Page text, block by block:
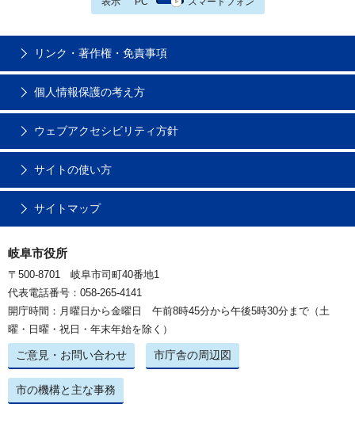
リンク・著作権・免責事項
個人情報保護の考え方
ウェブアクセシビリティ方針
サイトの使い方
サイトマップ
岐阜市役所
〒500-8701 岐阜市司町40番地1
代表電話番号：058-265-4141
開庁時間：月曜日から金曜日 午前8時45分から午後5時30分まで（土
曜・日曜・祝日・年末年始を除く）
ご意見・お問い合わせ 市庁舎の周辺図
市の機構と主な事務